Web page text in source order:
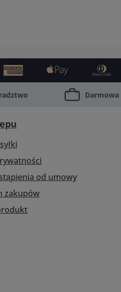
Darmowa
od umowy
zakupów